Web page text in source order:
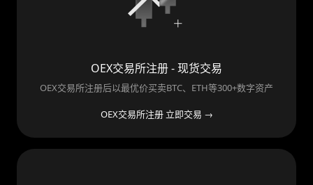
OEX交易所注册 - 现货交易
OEX交易所注册后以最优价买卖BTC、ETH等300+数字资产
OEX交易所注册 立即交易 →